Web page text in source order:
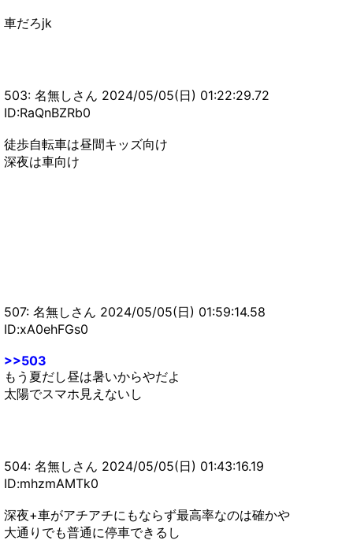
車だろjk
503: 名無しさん 2024/05/05(日) 01:22:29.72
ID:RaQnBZRb0
徒歩自転車は昼間キッズ向け
深夜は車向け
507: 名無しさん 2024/05/05(日) 01:59:14.58
ID:xA0ehFGs0
>>503
もう夏だし昼は暑いからやだよ
太陽でスマホ見えないし
504: 名無しさん 2024/05/05(日) 01:43:16.19
ID:mhzmAMTk0
深夜+車がアチアチにもならず最高率なのは確かや
大通りでも普通に停車できるし